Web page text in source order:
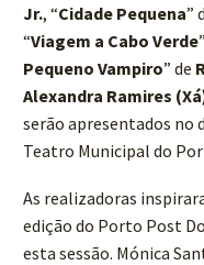
Jr., “Cidade Pequena”
“Viagem a Cabo Verde
Pequeno Vampiro” de
Alexandra Ramires
serão apresentados no
Teatro Municipal do
As realizadoras
edição do Porto Post
esta sessão. Mónica